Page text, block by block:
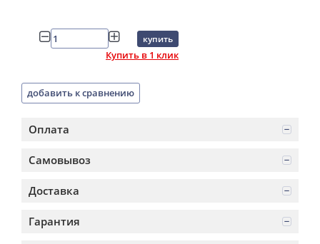
купить
Купить в 1 клик
добавить к сравнению
Оплата
Самовывоз
Доставка
Гарантия